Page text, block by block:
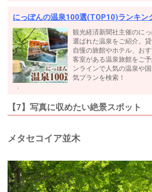
にっぽんの温泉100選(TOP10)ランキン
観光経済新聞社主催のに
選ばれた温泉をご紹介。
自慢の旅館やホテル、お
客室がある温泉旅館をご
ンラインで人気の温泉や
気プランを検索！
【7】写真に収めたい絶景スポット
メタセコイア並木